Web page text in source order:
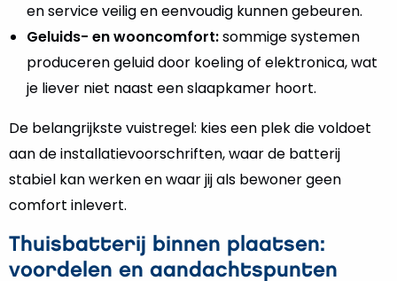
en service veilig en eenvoudig kunnen gebeuren.
Geluids- en wooncomfort:sommige systemen
produceren geluid door koeling of elektronica, wat
je liever niet naast een slaapkamer hoort.
De belangrijkste vuistregel: kies een plek die voldoet
aan de installatievoorschriften, waar de batterij
stabiel kan werken en waar jij als bewoner geen
comfort inlevert.
Thuisbatterij binnen plaatsen:
voordelen en aandachtspunten